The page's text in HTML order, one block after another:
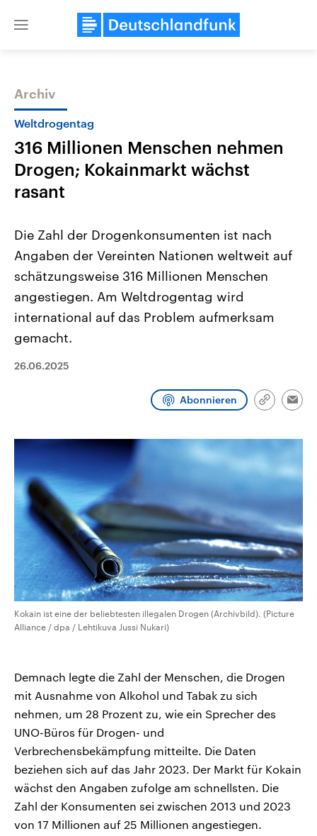
Close
Themen
2026
Alle Informationen
Sachsen-Anhalt wählt am 6.
September 2026 einen neuen
Landtag. Seit 2021 wird das
Bundesland von einer Koalition aus
Umfragen, Prognosen,
und Hintergründe zu den Parteien
und Kandidaten der anstehenden
Aktuelle Beiträge,
Hintergründe
Wirtschaftlich und
gehören die Vereinigten
den mächtigsten Ländern
mit großem Einfluss auf
Archiv
Weltdrogentag
316 Millionen Menschen nehmen
Drogen; Kokainmarkt wächst
rasant
Die Zahl der Drogenkonsumenten ist nach
Angaben der Vereinten Nationen weltweit auf
schätzungsweise 316 Millionen Menschen
angestiegen. Am Weltdrogentag wird
international auf das Problem aufmerksam
gemacht.
26.06.2025
Abonnieren
Link
Kokain ist eine der beliebtesten illegalen Drogen (Archivbild). (Picture
Alliance / dpa / Lehtikuva Jussi Nukari)
Demnach legte die Zahl der Menschen, die Drogen
mit Ausnahme von Alkohol und Tabak zu sich
nehmen, um 28 Prozent zu, wie ein Sprecher des
UNO-Büros für Drogen- und
Verbrechensbekämpfung mitteilte. Die Daten
beziehen sich auf das Jahr 2023. Der Markt für Kokain
wächst den Angaben zufolge am schnellsten. Die
Zahl der Konsumenten sei zwischen 2013 und 2023
von 17 Millionen auf 25 Millionen angestiegen.